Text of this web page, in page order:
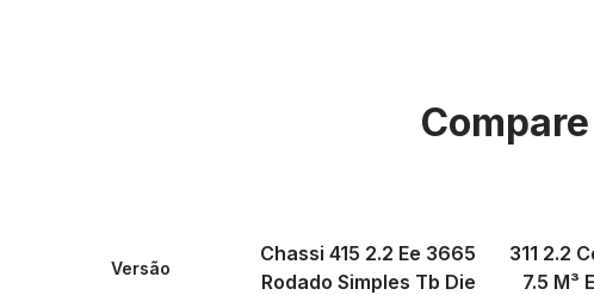
Versão
Chassi 415 2.2 Ee 3665
Rodado Simples Tb Die
311 2.2
7.5 M³